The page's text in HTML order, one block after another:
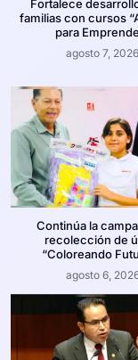
Fortalece
familias con cursos
para
agosto 7, 2026
Continúa la
recolección de
“Coloreando
agosto 6,